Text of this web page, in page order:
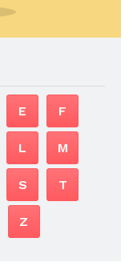
E F
L M
S T
Z